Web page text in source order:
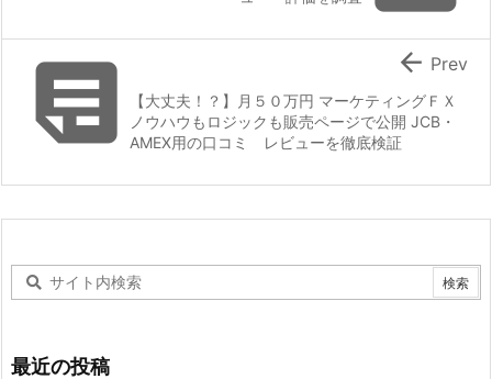

【大丈夫！？】月５０万円 マーケティングＦＸ
ノウハウもロジックも販売ページで公開 JCB・
AMEX用の口コミ レビューを徹底検証
 Prev
最近の投稿